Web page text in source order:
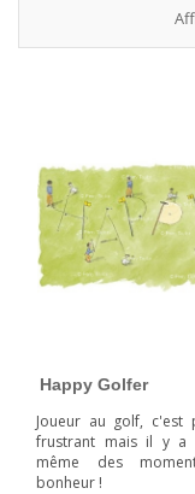
Happy Golfer
Joueur au golf, c'est
frustrant mais il y a
même des
bonheur !